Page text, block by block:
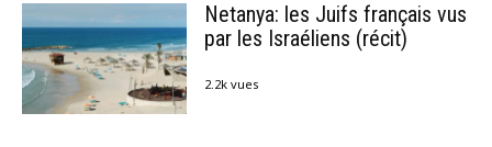
Netanya: les Juifs français vus
par les Israéliens (récit)
2.2k vues